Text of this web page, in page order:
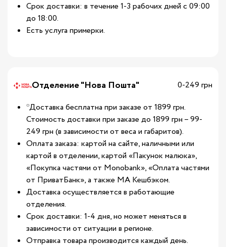
Срок доставки: в течение 1-3 рабочих дней с 09:00
до 18:00.
Есть услуга примерки.
Отделение "Нова Пошта"
0-249 грн
*Доставка бесплатна при заказе от 1899 грн.
Стоимость доставки при заказе до 1899 грн – 99-
249 грн (в зависимости от веса и габаритов).
Оплата заказа: картой на сайте, наличными или
картой в отделении, картой «Пакунок малюка»,
«Покупка частями от Monobank», «Оплата частями
от ПриватБанк», а также МА Кешбэком.
Доставка осуществляется в работающие
отделения.
Срок доставки: 1-4 дня, но может меняться в
зависимости от ситуации в регионе.
Отправка товара производится каждый день.